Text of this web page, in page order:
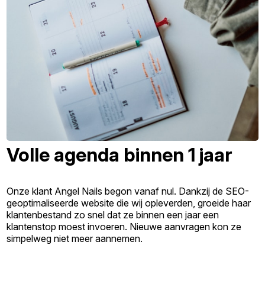
Volle agenda binnen 1 jaar
Onze klant Angel Nails begon vanaf nul. Dankzij de SEO-
geoptimaliseerde website die wij opleverden, groeide haar
klantenbestand zo snel dat ze binnen een jaar een
klantenstop moest invoeren. Nieuwe aanvragen kon ze
simpelweg niet meer aannemen.